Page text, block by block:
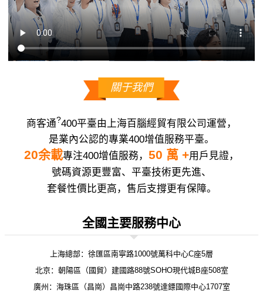
關于我們
商客通?400平臺由上海百腦經貿有限公司運營，
是業內公認的專業400增值服務平臺。
20余載專注400增值服務， 50 萬 +用戶見證，
號碼資源更豐富、平臺技術更先進、
套餐性價比更高，售后支撐更有保障。
全國主要服務中心
上海總部：徐匯區南寧路1000號萬科中心C座5層
北京：朝陽區（國貿）建國路88號SOHO現代城B座508室
廣州：海珠區（昌崗）昌崗中路238號達鏢國際中心1707室